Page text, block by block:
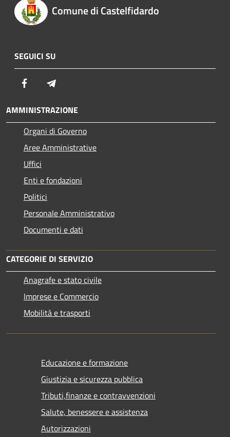
Comune di Castelfidardo
SEGUICI SU
Facebook
AMMINISTRAZIONE
Organi di Governo
Aree Amministrative
Uffici
Enti e fondazioni
Politici
Personale Amministrativo
Documenti e dati
CATEGORIE DI SERVIZIO
Anagrafe e stato civile
Imprese e Commercio
Mobilità e trasporti
Educazione e formazione
Giustizia e sicurezza pubblica
Tributi,finanze e contravvenzioni
Salute, benessere e assistenza
Autorizzazioni